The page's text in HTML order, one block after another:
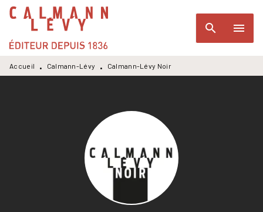
MENU RECHERCHE
PIED DE PAGE
search menu
Accueil • Calmann-Lévy • Calmann-Lévy Noir